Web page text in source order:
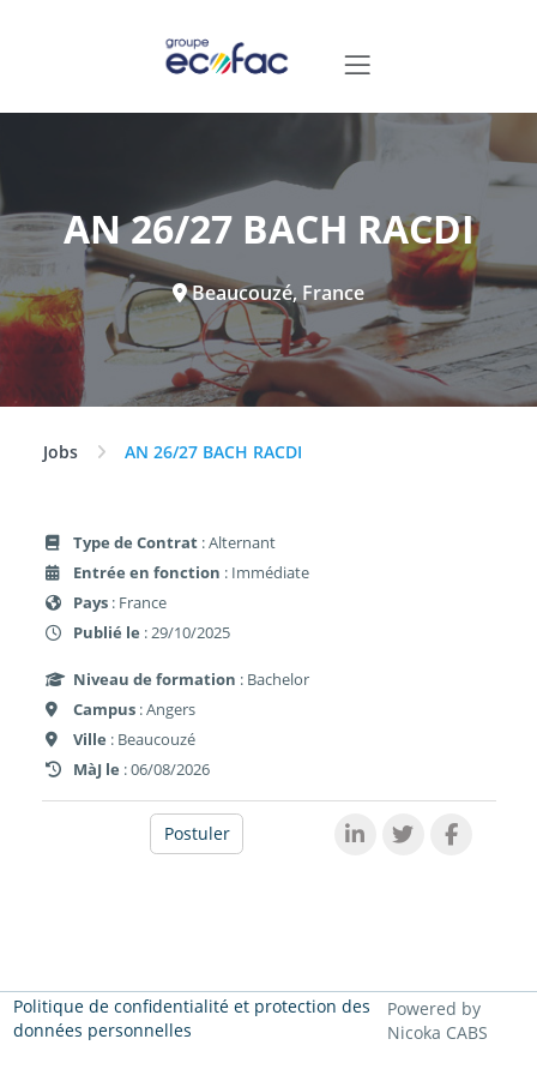
AN 26/27 BACH RACDI
Beaucouzé, France
Jobs AN 26/27 BACH RACDI
Type de Contrat : Alternant
Entrée en fonction : Immédiate
Pays : France
Publié le : 29/10/2025
Niveau de formation : Bachelor
Campus : Angers
Ville : Beaucouzé
MàJ le : 06/08/2026
Postuler
Politique de confidentialité et protection des
données personnelles
Powered by
Nicoka CABS